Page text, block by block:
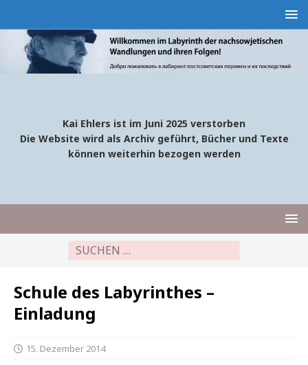
Kai Ehlers ist im Juni 2025 verstorben
Die Website wird als Archiv geführt, Bücher und Texte
können weiterhin bezogen werden
Schule des Labyrinthes –
Einladung
15. Dezember 2014